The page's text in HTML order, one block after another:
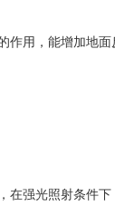
用，能增加地面
强光照射条件下